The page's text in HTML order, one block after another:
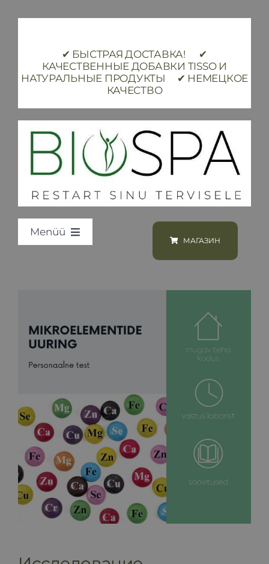
✔ БЫСТРАЯ ДОСТАВКА! ✔
КАЧЕСТВЕННЫЕ ДОБАВКИ TISSO И
НАТУРАЛЬНЫЕ ПРОДУКТЫ ✔ НЕМЕЦКОЕ
КАЧЕСТВО
Menüü
Бронирование
Блог
Магазин
FAQ
МАГАЗИН